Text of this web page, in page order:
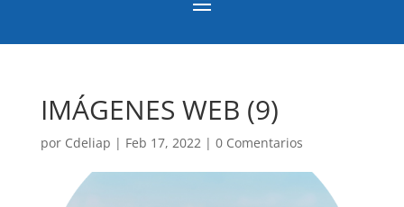
IMÁGENES WEB (9)
por Cdeliap | Feb 17, 2022| 0 Comentarios